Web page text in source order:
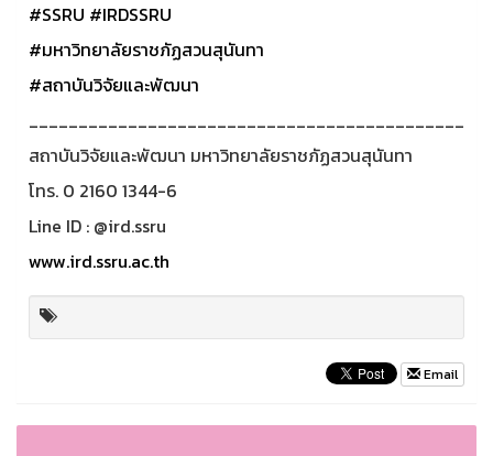
#SSRU #IRDSSRU
#มหาวิทยาลัยราชภัฏสวนสุนันทา
#สถาบันวิจัยและพัฒนา
____________________________________________
สถาบันวิจัยและพัฒนา มหาวิทยาลัยราชภัฏสวนสุนันทา
โทร. 0 2160 1344-6
Line ID : @ird.ssru
www.ird.ssru.ac.th
Email